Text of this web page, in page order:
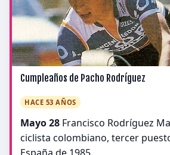
Cumpleaños de Pacho Rodríguez
HACE 53 AÑOS
Mayo 28 Francisco Rodríguez
ciclista colombiano, tercer